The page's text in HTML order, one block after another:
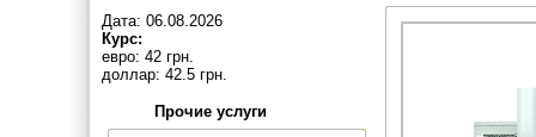
Дата: 06.08.2026
Курс:
евро: 42 грн.
доллар: 42.5 грн.
Прочие услуги